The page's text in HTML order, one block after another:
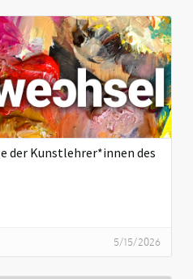
der Kunstlehrer*innen des
5/15/2026